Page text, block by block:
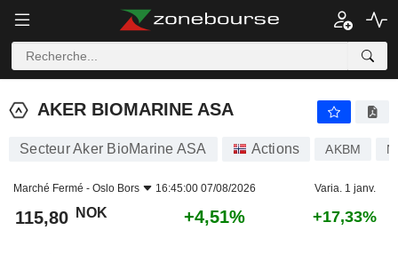
AKER BIOMARINE ASA
AKER BIOMARINE ASA
Secteur Aker BioMarine ASA Actions AKBM
Marché Fermé - Oslo Bors 16:45:00 07/08/2026 Varia. 1 janv.
115,80 NOK +4,51% +17,33%